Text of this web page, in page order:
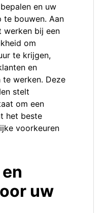
en uw
te bouwen. Aan
werken bij een
om
te krijgen,
en
te werken. Deze
stelt
om een
het beste
voorkeuren
uw